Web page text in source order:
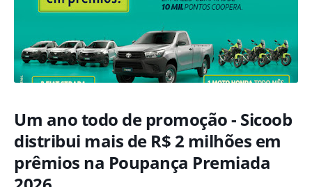
Um ano todo de promoção - Sicoob
distribui mais de R$ 2 milhões em
prêmios na Poupança Premiada